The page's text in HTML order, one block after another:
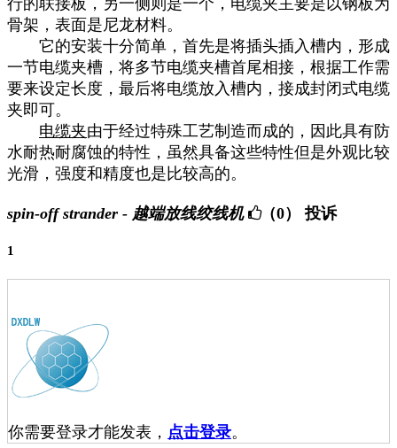
行的联接板，另一侧则是一个，电缆夹主要是以钢板为
骨架，表面是尼龙材料。
它的安装十分简单，首先是将插头插入槽内，形成
一节电缆夹槽，将多节电缆夹槽首尾相接，根据工作需
要来设定长度，最后将电缆放入槽内，接成封闭式电缆
夹即可。
电缆夹由于经过特殊工艺制造而成的，因此具有防
水耐热耐腐蚀的特性，虽然具备这些特性但是外观比较
光滑，强度和精度也是比较高的。
spin-off strander - 越端放线绞线机 （0） 投诉
1
你需要登录才能发表， 点击登录。